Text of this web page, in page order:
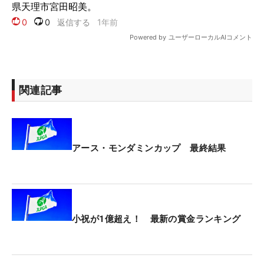
関連記事
アース・モンダミンカップ 最終結果
小祝が1億超え！ 最新の賞金ランキング